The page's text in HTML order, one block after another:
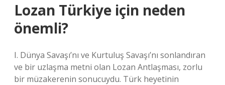
Lozan Türkiye için neden
önemli?
I. Dünya Savaşı’nı ve Kurtuluş Savaşı’nı sonlandıran
ve bir uzlaşma metni olan Lozan Antlaşması, zorlu
bir müzakerenin sonucuydu. Türk heyetinin